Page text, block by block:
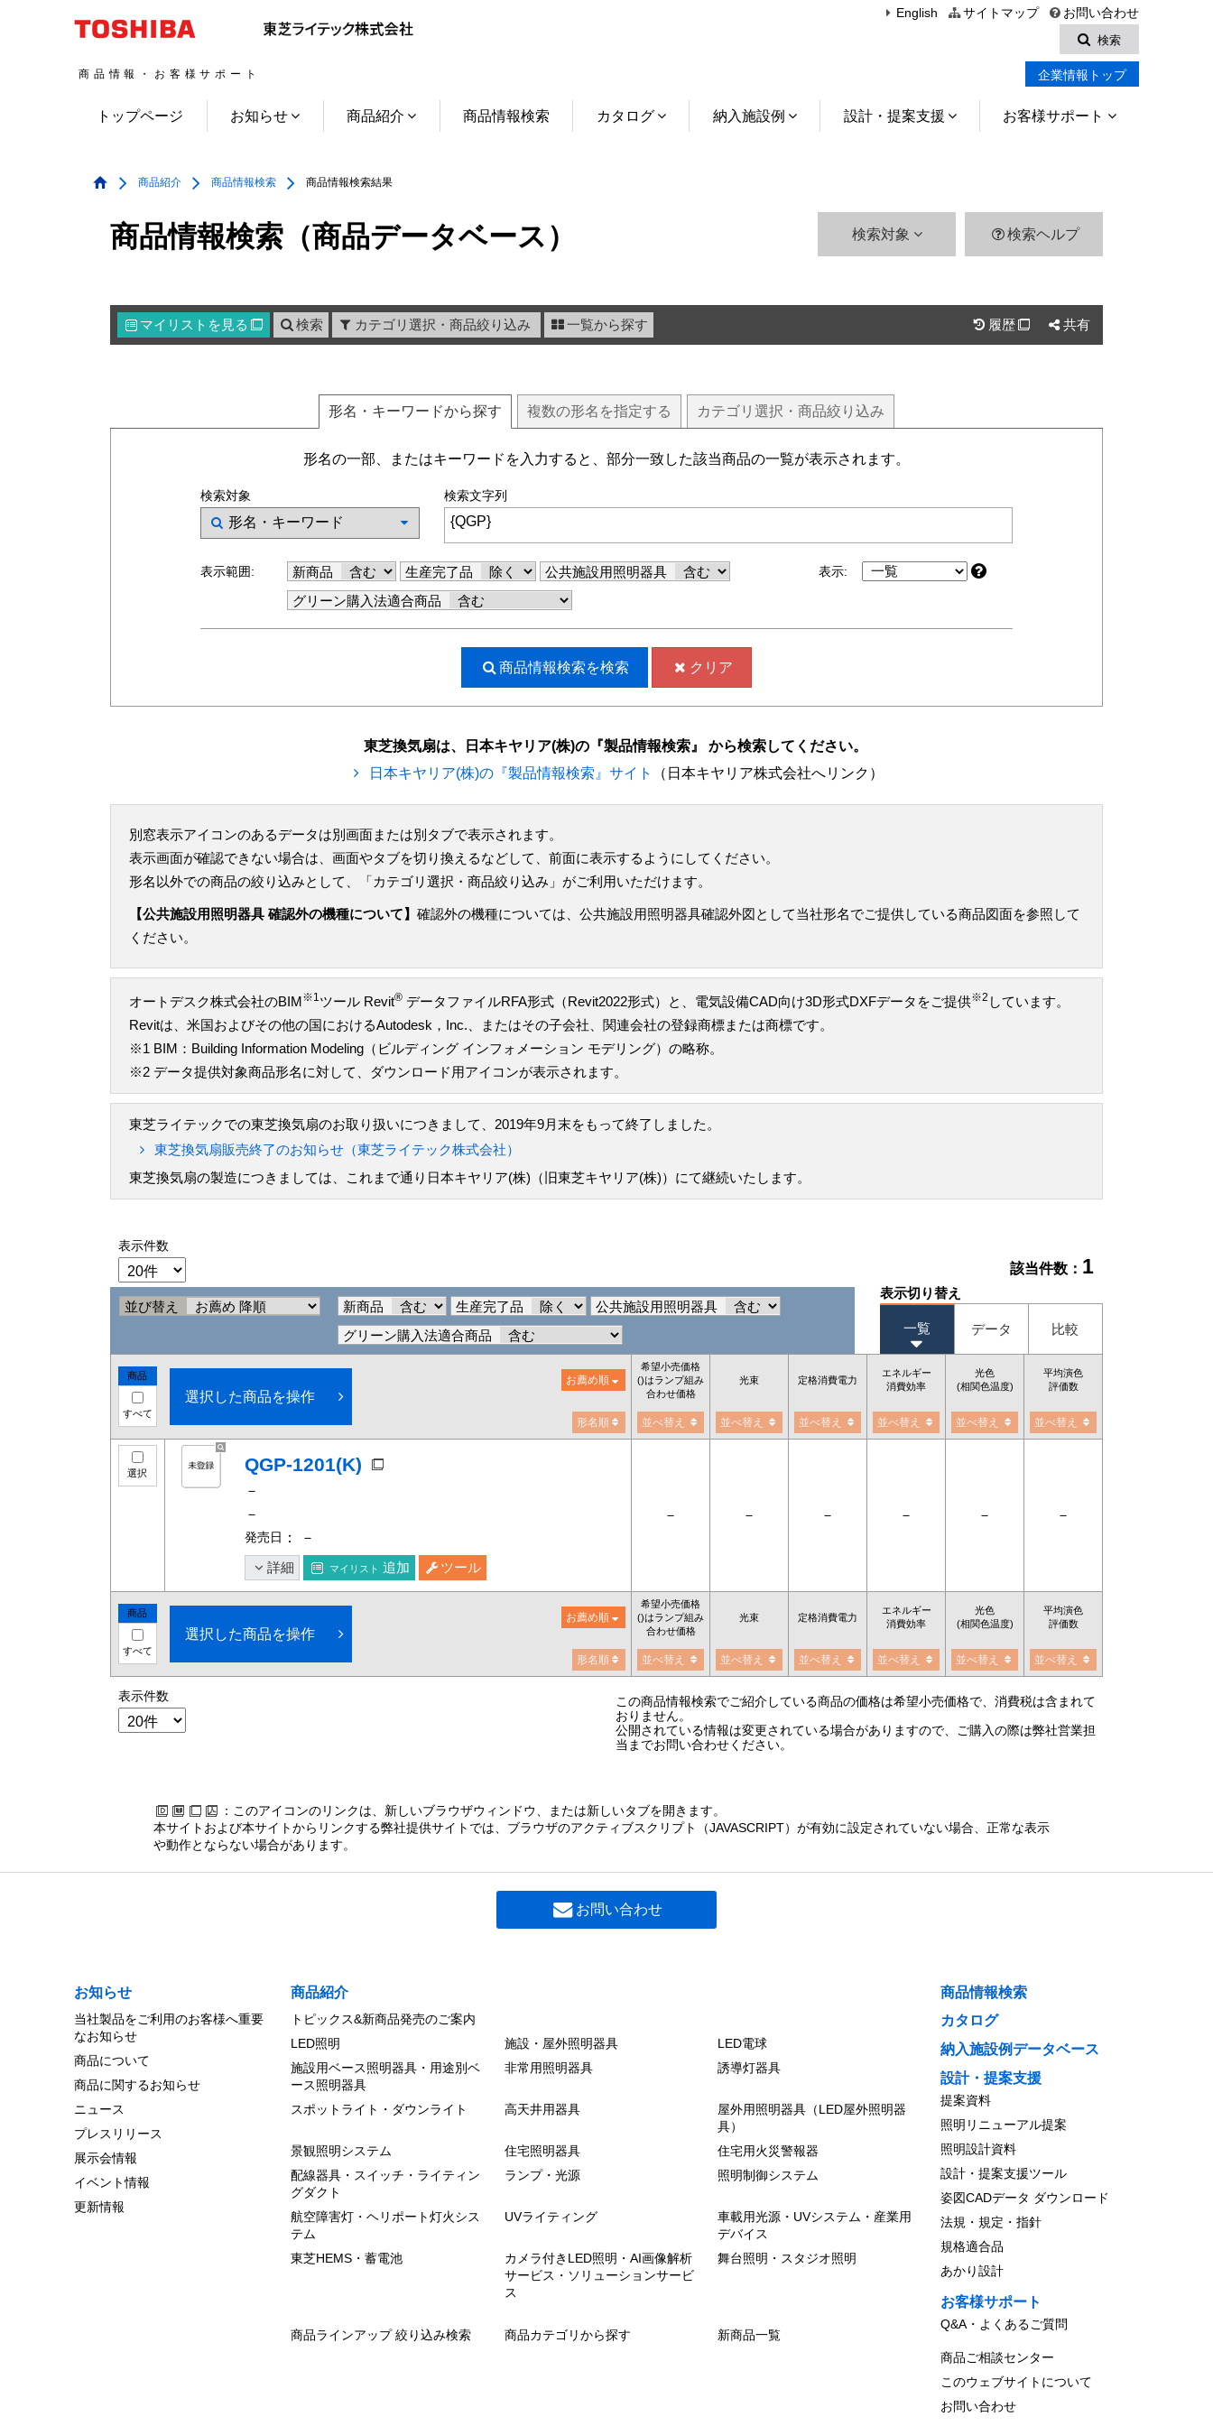
English サイトマップ
お問い合わせ
検索
商品情報・お客様サポート 企業情報トップ
トップページ お知らせ 商品紹介 商品情報検索 カタログ 納入施設例 設計・提案支援 お客様サポート
商品紹介 商品情報検索 商品情報検索結果
商品情報検索（商品データベース） 検索対象 検索ヘルプ
マイリスト を見る  検索 カテゴリ選択・商品絞り込み 一覧から探す 履歴  共有
形名 ・キーワードから探す 複数の形名 を指定する カテゴリ選択・商品絞り込み
形名の一部、またはキーワードを入力すると、部分一致した該当商品の一覧が表示されます。
検索対象 検索文字列
表示範囲: 新商品 生産完了品
公共施設用照明器具
グリーン購入法適合商品
表示:
商品情報検索を検索 クリア
東芝換気扇は、日本キヤリア(株)の『製品情報検索』 から検索してください。
日本キヤリア(株)の『製品情報検索』サイト
（日本キヤリア株式会社へリンク）
別窓表示アイコンのあるデータは別画面または別タブで表示されます。
表示画面が確認できない場合は、画面やタブを切り換えるなどして、前面に表示するようにしてください。
形名以外での商品の絞り込みとして、「カテゴリ選択・商品絞り込み」がご利用いただけます。
【公共施設用照明器具 確認外の機種について】 確認外の機種については、公共施設用照明器具確認外図として当社形名でご提供している商品図面を参照して
ください。
オートデスク株式会社のBIM ※1ツール Revit® データファイルRFA形式（Revit2022形式）と、電気設備CAD向け3D形式DXFデータをご提供※2 しています。
Revitは、米国およびその他の国におけるAutodesk，Inc.、またはその子会社、関連会社の登録商標または商標です。
※1 BIM：Building Information Modeling（ビルディング インフォメーション モデリング）の略称。
※2 データ提供対象商品形名に対して、ダウンロード用アイコンが表示されます。
東芝ライテックでの東芝換気扇のお取り扱いにつきまして、2019年9月末をもって終了しました。
東芝換気扇販売終了のお知らせ（東芝ライテック株式会社）
東芝換気扇の製造につきましては、これまで通り日本キヤリア(株)（旧東芝キヤリア(株)）にて継続いたします。
表示件数
該当件数： 1
並び替え 新商品 生産完了品
公共施設用照明器具
グリーン購入法適合商品
表示切り替え
一覧 データ 比較
商品
すべて
選択した商品を操作
お薦め順
希望小売価格
()はランプ組み
合わせ価格
光束 定格消費電力
エネルギー
消費効率
光色
(相関色温度)
平均演色
評価数
形名順 並べ替え 並べ替え 並べ替え 並べ替え 並べ替え 並べ替え
選択 QGP-1201(K)
－
－
発売日 ： －
詳細 マイリスト 追加 ツール
－ － － － － －
商品
すべて
選択した商品を操作
お薦め順
希望小売価格
()はランプ組み
合わせ価格
光束 定格消費電力
エネルギー
消費効率
光色
(相関色温度)
平均演色
評価数
形名順 並べ替え 並べ替え 並べ替え 並べ替え 並べ替え 並べ替え
表示件数
この商品情報検索でご紹介している商品の価格は希望小売価格で、消費税は含まれて
おりません。
公開されている情報は変更されている場合がありますので、ご購入の際は弊社営業担
当までお問い合わせください。
：このアイコンのリンクは、新しいブラウザウィンドウ、または新しいタブを開きます。
本サイトおよび本サイトからリンクする弊社提供サイトでは、ブラウザのアクティブスクリプト（JAVASCRIPT）が有効に設定されていない場合、正常な表示
や動作とならない場合があります。
お問い合わせ
お知らせ
当社製品をご利用のお客様へ重要
なお知らせ
商品について
商品に関するお知らせ
ニュース
プレスリリース
展示会情報
イベント情報
更新情報
商品紹介
トピックス&新商品発売のご案内
LED照明
施設・屋外照明器具
LED電球
施設用ベース照明器具・用途別ベ
ース照明器具
非常用照明器具 誘導灯器具
スポットライト・ダウンライト 高天井用器具
屋外用照明器具（LED屋外照明器
具）
景観照明システム
住宅照明器具
住宅用火災警報器
配線器具・スイッチ・ライティン
グダクト
ランプ・光源 照明制御システム
航空障害灯・ヘリポート灯火シス
テム
UVライティング
車載用光源・UVシステム・産業用
デバイス
東芝HEMS・蓄電池
カメラ付きLED照明・AI画像解析
サービス・ソリューションサービ
ス
舞台照明・スタジオ照明
商品ラインアップ 絞り込み検索 商品カテゴリから探す 新商品一覧
商品情報検索
カタログ
納入施設例データベース
設計・提案支援
提案資料
照明リニューアル提案
照明設計資料
設計・提案支援ツール
姿図CADデータ ダウンロード
法規・規定・指針
規格適合品
あかり設計
お客様サポート
Q&A・よくあるご質問
商品ご相談センター
このウェブサイトについて
お問い合わせ